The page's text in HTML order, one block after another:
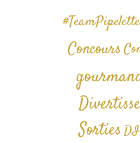
Concours
Sorties